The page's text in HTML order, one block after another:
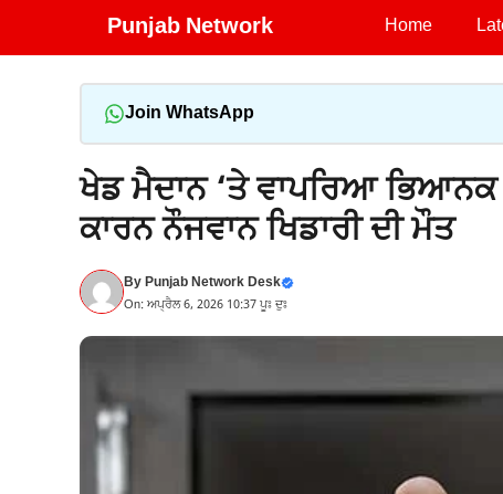
Punjab Network Home
Join WhatsApp
ਖੇਡ ਮੈਦਾਨ ‘ਤੇ ਵਾਪਰਿਆ ਭਿਆਨਕ
ਕਾਰਨ ਨੌਜਵਾਨ ਖਿਡਾਰੀ ਦੀ ਮੌਤ
ByPunjab Network Desk
On: ਅਪ੍ਰੈਲ 6, 2026 10:37 ਪੂਃ ਦੁਃ